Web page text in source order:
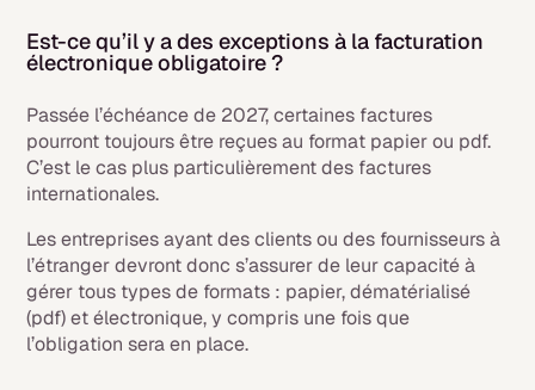
Est-ce qu’il y a des exceptions à la facturation
électronique obligatoire ?
Passée l’échéance de 2027, certaines factures
pourront toujours être reçues au format papier ou pdf.
C’est le cas plus particulièrement des factures
internationales.
Les entreprises ayant des clients ou des fournisseurs à
l’étranger devront donc s’assurer de leur capacité à
gérer tous types de formats : papier, dématérialisé
(pdf) et électronique, y compris une fois que
l’obligation sera en place.